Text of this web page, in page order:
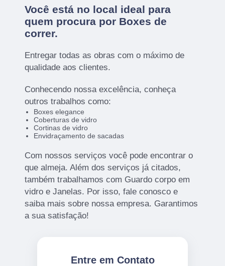
Você está no local ideal para
quem procura por Boxes de
correr.
Entregar todas as obras com o máximo de
qualidade aos clientes.
Conhecendo nossa excelência, conheça
outros trabalhos como:
Boxes elegance
Coberturas de vidro
Cortinas de vidro
Envidraçamento de sacadas
Com nossos serviços você pode encontrar o
que almeja. Além dos serviços já citados,
também trabalhamos com Guardo corpo em
vidro e Janelas. Por isso, fale conosco e
saiba mais sobre nossa empresa. Garantimos
a sua satisfação!
Entre em Contato